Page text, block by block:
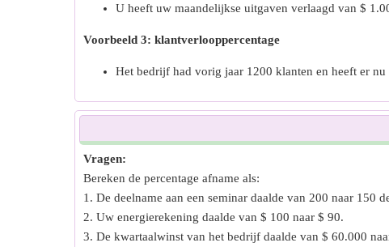
U heeft uw maandelijkse uitgaven verlaagd van $
Voorbeeld 3: klantverlooppercentage
Het bedrijf had vorig jaar 1200 klanten en heeft er
Vragen:
Bereken de percentage afname als:
1. De deelname aan een seminar daalde van 200 naar 150
2. Uw energierekening daalde van $ 100 naar $ 90.
3. De kwartaalwinst van het bedrijf daalde van $ 60.000